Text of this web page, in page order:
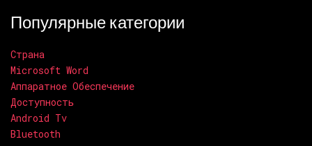
Популярные категории
Страна
Microsoft Word
Аппаратное Обеспечение
Доступность
Android Tv
Bluetooth